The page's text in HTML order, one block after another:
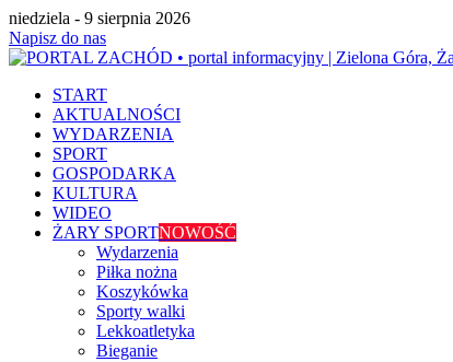
niedziela - 9 sierpnia 2026
Napisz do nas
START
AKTUALNOŚCI
WYDARZENIA
SPORT
GOSPODARKA
KULTURA
WIDEO
ŻARY SPORTNOWOŚĆ
Wydarzenia
Piłka nożna
Koszykówka
Sporty walki
Lekkoatletyka
Bieganie